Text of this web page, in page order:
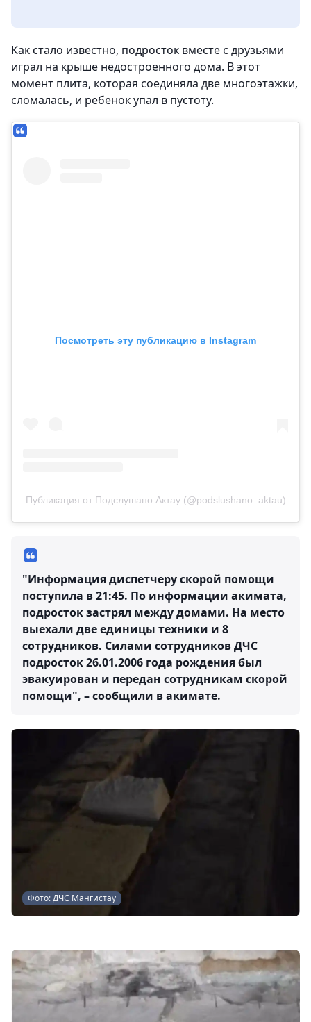
Как стало известно, подросток вместе с друзьями
играл на крыше недостроенного дома. В этот
момент плита, которая соединяла две многоэтажки,
сломалась, и ребенок упал в пустоту.
Посмотреть эту публикацию в Instagram
Публикация от Подслушано Актау (@podslushano_aktau)
"Информация диспетчеру скорой помощи
поступила в 21:45. По информации акимата,
подросток застрял между домами. На место
выехали две единицы техники и 8
сотрудников. Силами сотрудников ДЧС
подросток 26.01.2006 года рождения был
эвакуирован и передан сотрудникам скорой
помощи", – сообщили в акимате.
Фото: ДЧС Мангистау